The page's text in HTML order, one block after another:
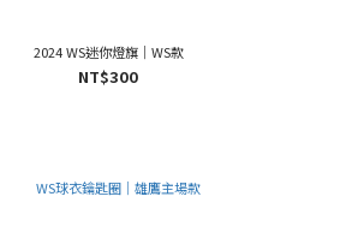
2024 WS迷你燈旗｜WS款
NT$300